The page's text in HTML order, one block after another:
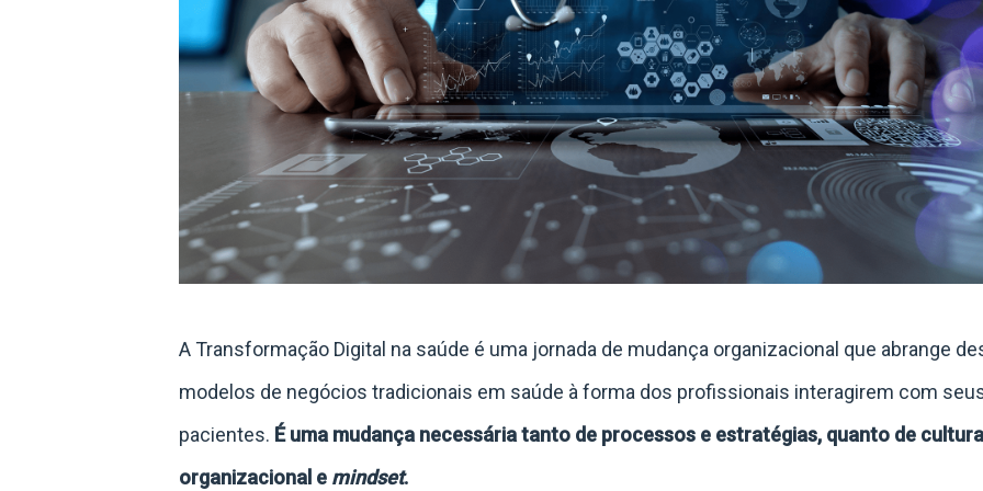
A Transformação Digital na saúde é uma jornada de mudança organizacional que abrange
modelos de negócios tradicionais em saúde à forma dos profissionais interagirem com
pacientes. É uma mudança necessária tanto de processos e estratégias, quanto de cultura
organizacional e mindset.